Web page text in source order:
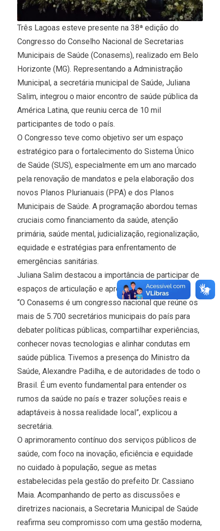
Três Lagoas esteve presente na 38ª edição do
Congresso do Conselho Nacional de Secretarias
Municipais de Saúde (Conasems), realizado em Belo
Horizonte (MG). Representando a Administração
Municipal, a secretária municipal de Saúde, Juliana
Salim, integrou o maior encontro de saúde pública da
América Latina, que reuniu cerca de 10 mil
participantes de todo o país.
O Congresso teve como objetivo ser um espaço
estratégico para o fortalecimento do Sistema Único
de Saúde (SUS), especialmente em um ano marcado
pela renovação de mandatos e pela elaboração dos
novos Planos Plurianuais (PPA) e dos Planos
Municipais de Saúde. A programação abordou temas
cruciais como financiamento da saúde, atenção
primária, saúde mental, judicialização, regionalização,
equidade e estratégias para enfrentamento de
emergências sanitárias.
Juliana Salim destacou a importância de participar de
espaços de articulação e aprendizado como esse:
“O Conasems é um congresso nacional que reúne os
mais de 5.700 secretários municipais do país para
debater políticas públicas, compartilhar experiências,
conhecer novas tecnologias e alinhar condutas em
saúde pública. Tivemos a presença do Ministro da
Saúde, Alexandre Padilha, e de autoridades de todo o
Brasil. É um evento fundamental para entender os
rumos da saúde no país e trazer soluções reais e
adaptáveis à nossa realidade local”, explicou a
secretária.
O aprimoramento contínuo dos serviços públicos de
saúde, com foco na inovação, eficiência e equidade
no cuidado à população, segue as metas
estabelecidas pela gestão do prefeito Dr. Cassiano
Maia. Acompanhando de perto as discussões e
diretrizes nacionais, a Secretaria Municipal de Saúde
reafirma seu compromisso com uma gestão moderna,